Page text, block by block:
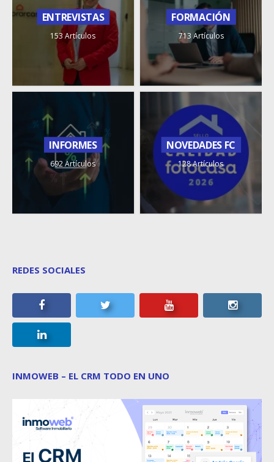
ENTREVISTAS
153 Artículos
FORMACIÓN
713 Artículos
INFORMES
692 Artículos
NOVEDADES FC
128 Artículos
REDES SOCIALES
INMOWEB – EL CRM TODO EN UNO